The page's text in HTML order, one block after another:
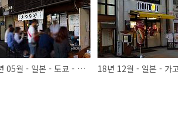
19년 05월 - 일본 - 도쿄 - 호르몬 니코미 키츠네야 ( ホルモン煮込み きつねや )